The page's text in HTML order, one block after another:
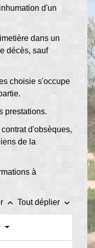
d'un
dans un
décès, sauf
choisie s'occupe
prestations.
d'obsèques,
de la
à
keyboard_arrow_up Tout déplier keyboard_arrow_down